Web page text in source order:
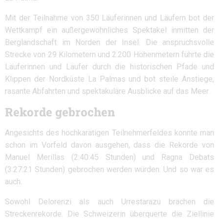
Mit der Teilnahme von 350 Läuferinnen und Läufern bot der
Wettkampf ein außergewöhnliches Spektakel inmitten der
Berglandschaft im Norden der Insel. Die anspruchsvolle
Strecke von 29 Kilometern und 2.200 Höhenmetern führte die
Läuferinnen und Läufer durch die historischen Pfade und
Klippen der Nordküste La Palmas und bot steile Anstiege,
rasante Abfahrten und spektakuläre Ausblicke auf das Meer.
Rekorde gebrochen
Angesichts des hochkarätigen Teilnehmerfeldes konnte man
schon im Vorfeld davon ausgehen, dass die Rekorde von
Manuel Merillas (2:40:45 Stunden) und Ragna Debats
(3:27:21 Stunden) gebrochen werden würden. Und so war es
auch.
Sowohl Delorenzi als auch Urrestarazu brachen die
Streckenrekorde. Die Schweizerin überquerte die Ziellinie